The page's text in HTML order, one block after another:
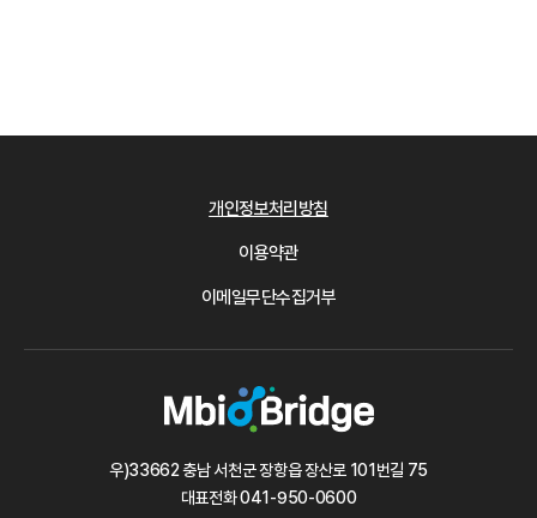
개인정보처리방침
이용약관
이메일무단수집거부
우)33662 충남 서천군 장항읍 장산로 101번길 75
대표전화041-950-0600